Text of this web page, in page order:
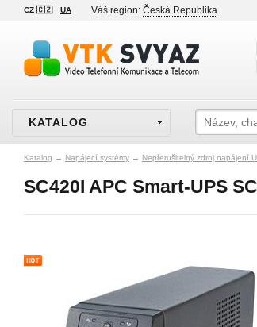
CZ 🇨🇿 UA Váš region: Česká Republika
KATALOG
Katalog → Napájecí systémy → Nepřerušitelný zdroj napájení
SC420I APC Smart-UPS